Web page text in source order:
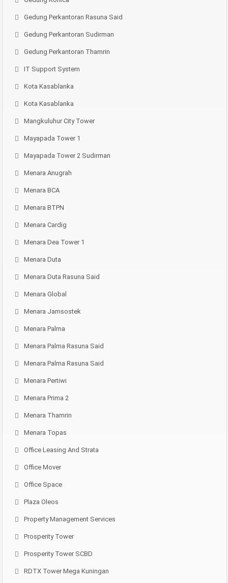
Gedung Perkantoran Rasuna Said
Gedung Perkantoran Sudirman
Gedung Perkantoran Thamrin
IT Support System
Kota Kasablanka
Kota Kasablanka
Mangkuluhur City Tower
Mayapada Tower 1
Mayapada Tower 2 Sudirman
Menara Anugrah
Menara BCA
Menara BTPN
Menara Cardig
Menara Dea Tower 1
Menara Duta
Menara Duta Rasuna Said
Menara Global
Menara Jamsostek
Menara Palma
Menara Palma Rasuna Said
Menara Palma Rasuna Said
Menara Pertiwi
Menara Prima 2
Menara Thamrin
Menara Topas
Office Leasing And Strata
Office Mover
Office Space
Plaza Oleos
Property Management Services
Prosperity Tower
Prosperity Tower SCBD
RDTX Tower Mega Kuningan